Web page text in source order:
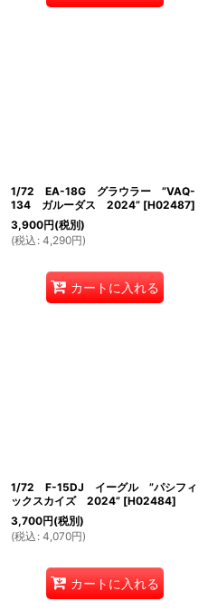
1/72 EA-18G グラウラー ”VAQ-
134 ガルーダス 2024” [H02487]
3,900円(税別)
(税込 : 4,290円)
カートに入れる
1/72 F-15DJ イーグル ”パシフィ
ックスカイズ 2024” [H02484]
3,700円(税別)
(税込 : 4,070円)
カートに入れる